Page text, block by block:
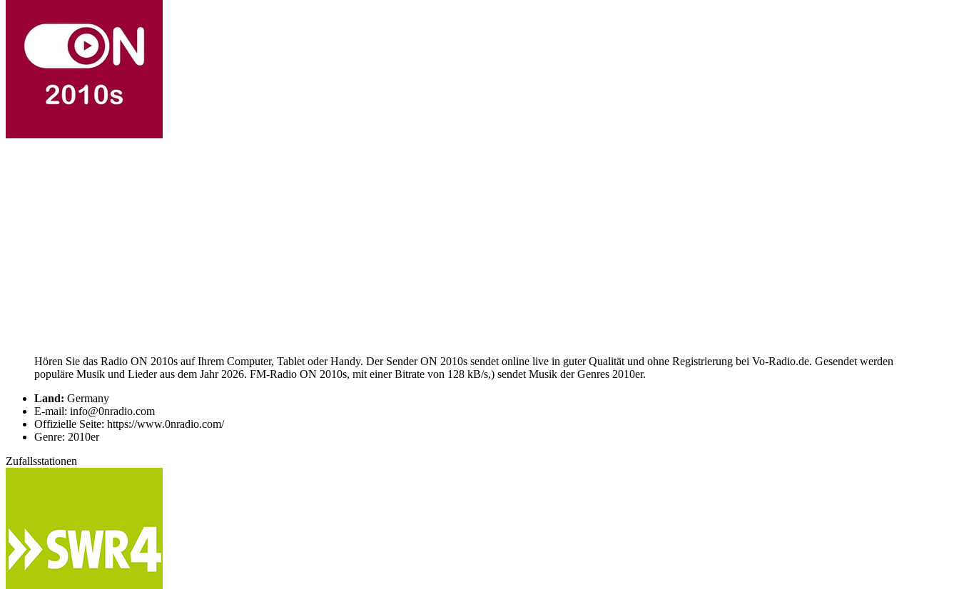
Hören Sie das Radio ON 2010s auf Ihrem Computer, Tablet oder Handy. Der Sender ON 2010s sendet online live in guter Qualität und ohne Registrierung bei Vo-Radio.de. Gesendet werden
populäre Musik und Lieder aus dem Jahr 2026. FM-Radio ON 2010s, mit einer Bitrate von 128 kB/s,) sendet Musik der Genres 2010er.
Land: Germany
E-mail: info@0nradio.com
Offizielle Seite: https://www.0nradio.com/
Genre: 2010er
Zufallsstationen